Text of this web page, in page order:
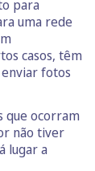
para
uma rede
casos, têm
fotos
que ocorram
não tiver
lugar a